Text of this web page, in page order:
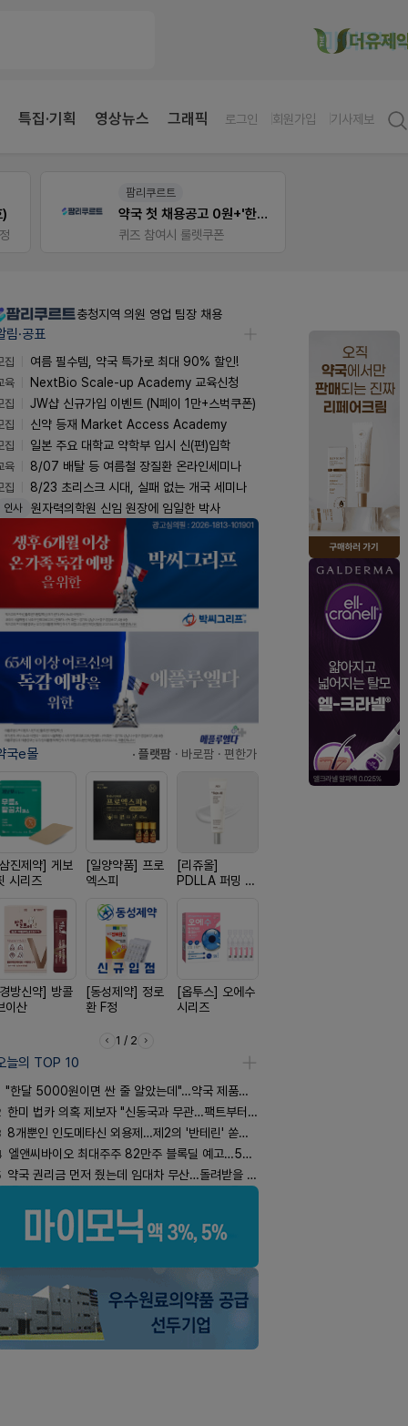
특집·기획 영상뉴스 그래픽 로그인 회원가입 기사제보
약국 첫 채용공고 0원+'한번 더' 무료 연장
약사 전용 멤버십몰
편한가 멤버십몰
충청지역 의원 영업 팀장 채용
림·공표
집
여름 필수템, 약국 특가로 최대 90% 할인!
육
NextBio Scale-up Academy 교육신청
집
JW샵 신규가입 이벤트 (N페이 1만+스벅쿠폰)
집
신약 등재 Market Access Academy
집
일본 주요 대학교 약학부 입시 신(편)입학
육
8/07 배탈 등 여름철 장질환 온라인세미나
집
8/23 초리스크 시대, 실패 없는 개국 세미나
인사 원자력의학원 신임 원장에 임일한 박사
국e몰 · 플랫팜 · 바로팜 · 편한가
진제약] 게보
시리즈
[일양약품] 프로
엑스피
[리쥬올]
PDLLA 퍼밍 크
방신약] 방콜
이산
[동성제약] 정로
환 F정
[옵투스] 오에수
시리즈
1 / 2
늘의 TOP 10
"한달 5000원이면 싼 줄 알았는데"…약국 제품과 비교해보니
한미 법카 의혹 제보자 "신동국과 무관…팩트부터 따져야"
8개뿐인 인도메타신 외용제…제2의 '반테린' 쏟아지나
엘앤씨바이오 최대주주 82만주 블록딜 예고…500억 규모
약국 권리금 먼저 줬는데 임대차 무산…돌려받을 수 있을까